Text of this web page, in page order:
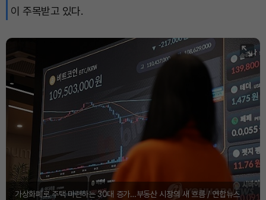
이 주목받고 있다.
가상화폐로 주택 마련하는 30대 증가…부동산 시장의 새 흐름 / 연합뉴스